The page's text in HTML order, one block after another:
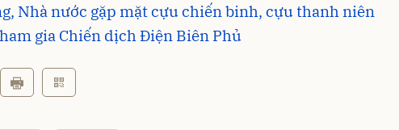
Nhà nước gặp mặt cựu chiến binh, cựu thanh niên
gia Chiến dịch Điện Biên Phủ